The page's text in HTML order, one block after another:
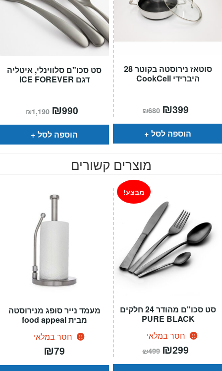
סט סכו"ם סלווינלי, איטליה
דגם ICE FOREVER
₪1,190 המחיר
המקורי
היה:
₪990
הוא:
הוספה לסל
סוטאז נירוסטה בקוטר 28
היברידי CookCell
₪680 המחיר
המקורי
היה:
₪680.
₪399
הוא:
הוספה לסל
מוצרים קשורים
מעמד נייר סופג מנירוסטה
מבית food appeal
חסר במלאי
₪79
סט סכו"ם מהודר 24 חלקים
PURE BLACK
חסר במלאי
מבצע!
₪499 המחיר
המקורי
היה:
₪299
הוא: